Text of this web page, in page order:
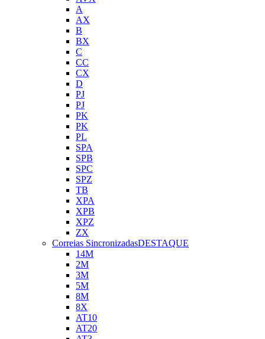
A
AX
B
BX
C
CC
CX
D
PJ
PJ
PK
PK
PL
SPA
SPB
SPC
SPZ
TB
XPA
XPB
XPZ
ZX
Correias SincronizadasDESTAQUE
14M
2M
3M
5M
8M
8X
AT10
AT20